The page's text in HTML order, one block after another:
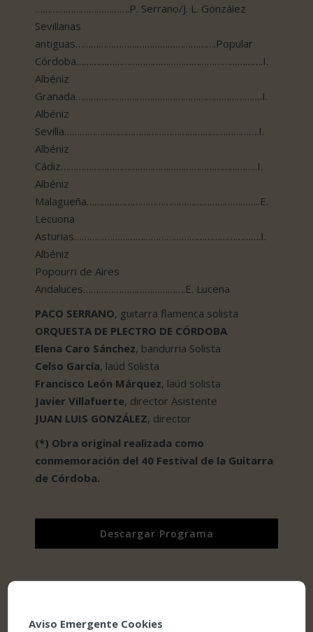
……………………………….P. Serrano/J. L. González
Sevillanas
antiguas……………………………………………….Popular
Córdoba……………………………………………………………….I.
Albéniz
Granada……………………………………………………………….I.
Albéniz
Sevilla………………………………………………………………….I.
Albéniz
Cádiz…………………………………………………………………..I.
Albéniz
Malagueña…………………………………………………………..E.
Lecuona
Asturias……………………………………………………………….I.
Albéniz
Popourri de Aires
Andaluces………………………………….E. Lucena
PACO SERRANO, guitarra flamenca solista
ORQUESTA DE PLECTRO DE CÓRDOBA
Elena Caro Sánchez, bandurria Solista
Celso García, laúd Solista
Francisco León Márquez, laúd solista
Javier Villafuerte, director Asistente
JUAN LUIS GONZÁLEZ, director
(*) Obra original realizada como
conmemoración del 40 Festival de la Guitarra
de Córdoba.
Descargar Programa
Aviso Emergente Cookies